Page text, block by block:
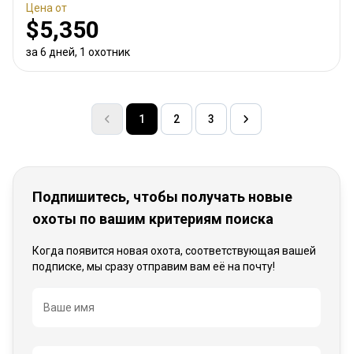
Цена от
$5,350
за 6 дней, 1 охотник
1 2 3
Подпишитесь, чтобы получать новые
охоты по вашим критериям поиска
Когда появится новая охота, соответствующая вашей
подписке, мы сразу отправим вам её на почту!
Название
Ваше имя